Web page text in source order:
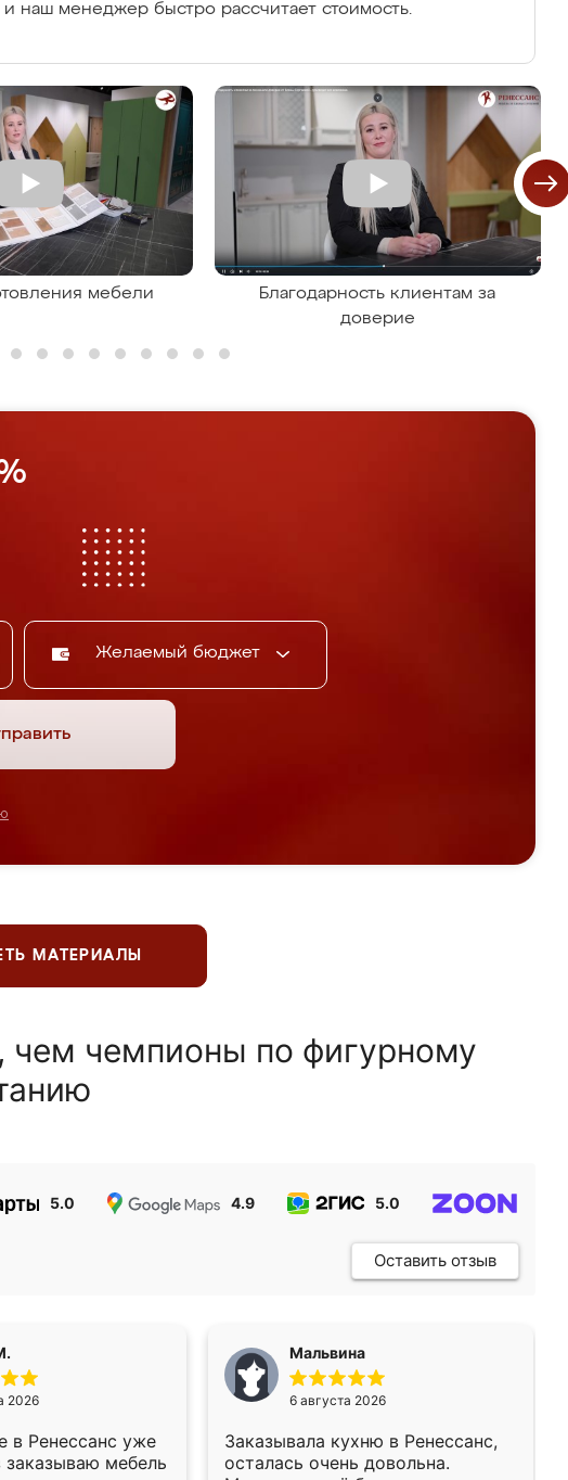
и наш менеджер быстро рассчитает стоимость.
мебели
Благодарность клиентам за
доверие
Желаемый бюджет
МАТЕРИАЛЫ
чем чемпионы по фигурному
5.0 4.9 5.0
Оставить отзыв
2026
в Ренессанс уже
заказываю мебель
Мальвина
6 августа 2026
Заказывала кухню в Ренессанс,
осталась очень довольна.